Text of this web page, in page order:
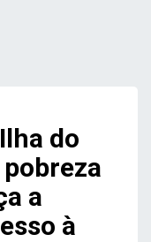
do
a
à